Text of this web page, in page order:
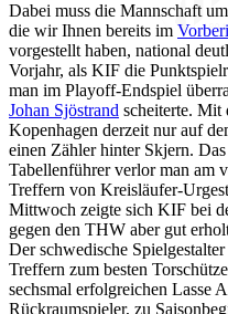
Dabei muss die Mannschaft
die wir Ihnen bereits im
vorgestellt haben, national
Vorjahr, als KIF die
man im Playoff-Endspiel
Johan Sjöstrand scheiterte. Mit
Kopenhagen derzeit nur auf
einen Zähler hinter Skjern.
Tabellenführer verlor man am
Treffern von Kreisläufer-
Mittwoch zeigte sich KIF bei
gegen den THW aber gut
Der schwedische
Treffern zum besten
sechsmal erfolgreichen Lasse
Rückraumspieler, zu